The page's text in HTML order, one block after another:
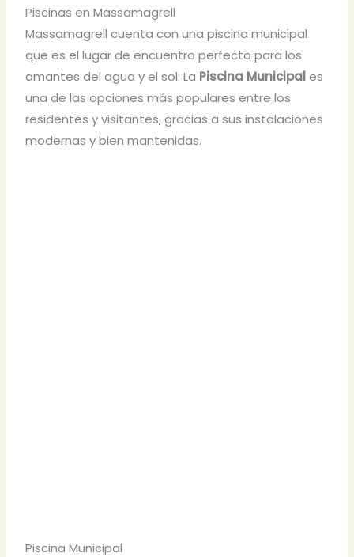
Piscinas en Massamagrell
Massamagrell cuenta con una piscina municipal
que es el lugar de encuentro perfecto para los
amantes del agua y el sol. La Piscina Municipales
una de las opciones más populares entre los
residentes y visitantes, gracias a sus instalaciones
modernas y bien mantenidas.
Piscina Municipal